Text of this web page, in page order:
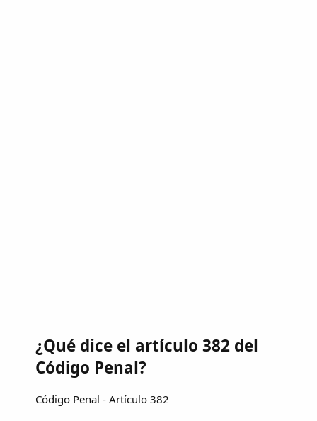
¿Qué dice el artículo 382 del
Código Penal?
Código Penal - Artículo 382